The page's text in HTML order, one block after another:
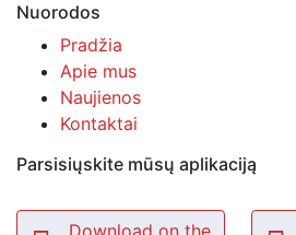
Nuorodos
Pradžia
Apie mus
Naujienos
Kontaktai
Parsisiųskite mūsų aplikaciją